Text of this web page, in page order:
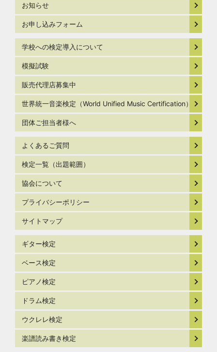
お知らせ
お申し込みフォーム
学校への検定導入について
模擬試験
販売代理店募集中
世界統一音楽検定（World Unified Music Certification）
団体ご担当者様へ
よくあるご質問
検定一覧（出題範囲）
協会について
プライバシーポリシー
サイトマップ
ギター検定
ベース検定
ピアノ検定
ドラム検定
ウクレレ検定
楽譜読み書き検定